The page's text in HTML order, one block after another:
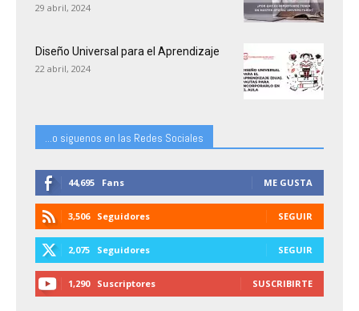
29 abril, 2024
Diseño Universal para el Aprendizaje
22 abril, 2024
...o siguenos en las Redes Sociales
44,695 Fans ME GUSTA
3,506 Seguidores SEGUIR
2,075 Seguidores SEGUIR
1,290 Suscriptores SUSCRIBIRTE